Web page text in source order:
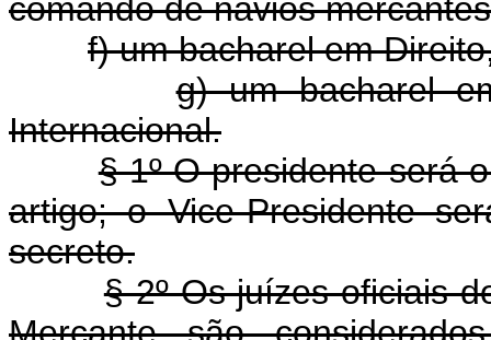
comando de navios
f) um bacharel em
g) um bacharel
Internacional.
§ 1º O presidente será
artigo; o Vice-Presidente
secreto.
§ 2º Os juízes oficiais